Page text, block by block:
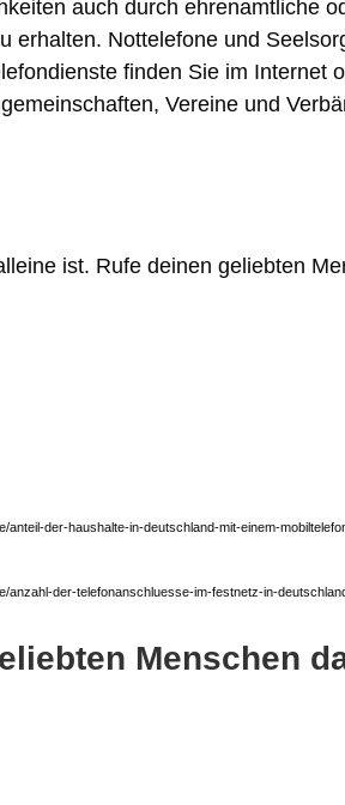
auch durch ehrenamtliche
erhalten. Nottelefone und
finden Sie im Internet
Vereine und
ist. Rufe deinen geliebten
der-haushalte-in-deutschland-mit-einem-
anzahl-der-telefonanschluesse-im-festnetz-in-
Menschen